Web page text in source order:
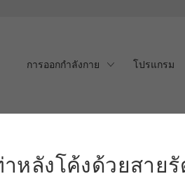
การออกกำลังกาย โปรแกรม
ลังโค้งด้วยส
หลังโค้งด้วยสาย